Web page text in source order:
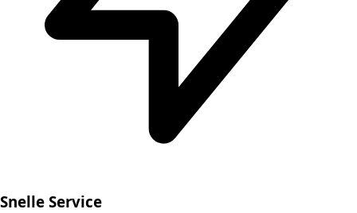
Snelle Service